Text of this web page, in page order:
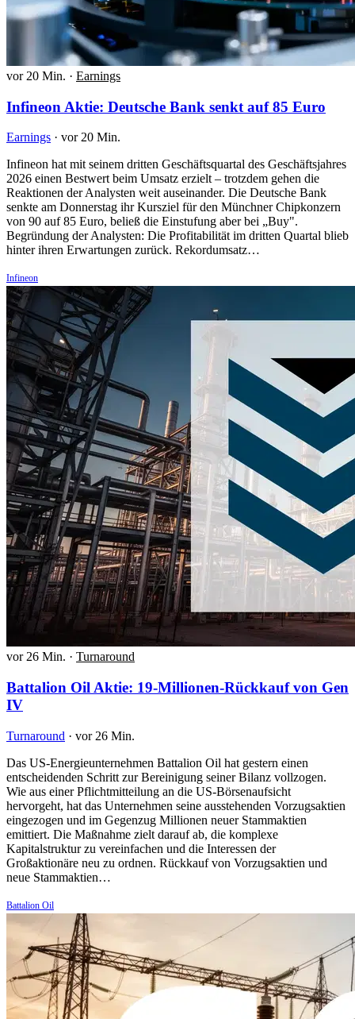
vor 20 Min. · Earnings
Infineon Aktie: Deutsche Bank senkt auf 85 Euro
Earnings · vor 20 Min.
Infineon hat mit seinem dritten Geschäftsquartal des Geschäftsjahres
2026 einen Bestwert beim Umsatz erzielt – trotzdem gehen die
Reaktionen der Analysten weit auseinander. Die Deutsche Bank
senkte am Donnerstag ihr Kursziel für den Münchner Chipkonzern
von 90 auf 85 Euro, beließ die Einstufung aber bei „Buy".
Begründung der Analysten: Die Profitabilität im dritten Quartal blieb
hinter ihren Erwartungen zurück. Rekordumsatz…
Infineon
vor 26 Min. · Turnaround
Battalion Oil Aktie: 19-Millionen-Rückkauf von Gen
IV
Turnaround · vor 26 Min.
Das US-Energieunternehmen Battalion Oil hat gestern einen
entscheidenden Schritt zur Bereinigung seiner Bilanz vollzogen.
Wie aus einer Pflichtmitteilung an die US-Börsenaufsicht
hervorgeht, hat das Unternehmen seine ausstehenden Vorzugsaktien
eingezogen und im Gegenzug Millionen neuer Stammaktien
emittiert. Die Maßnahme zielt darauf ab, die komplexe
Kapitalstruktur zu vereinfachen und die Interessen der
Großaktionäre neu zu ordnen. Rückkauf von Vorzugsaktien und
neue Stammaktien…
Battalion Oil